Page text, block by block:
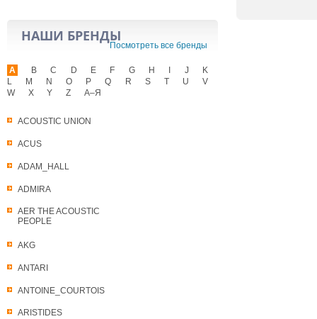
НАШИ БРЕНДЫ
Посмотреть все бренды
A
ACOUSTIC UNION
ACUS
ADAM_HALL
ADMIRA
AER THE ACOUSTIC
PEOPLE
AKG
ANTARI
ANTOINE_COURTOIS
ARISTIDES
B C D E F G H J
K
L
M N O P Q R S T U
V
W
X Y Z А–Я